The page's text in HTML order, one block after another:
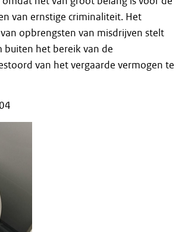
van ernstige criminaliteit. Het
opbrengsten van misdrijven stelt
buiten het bereik van de
van het vergaarde vermogen te